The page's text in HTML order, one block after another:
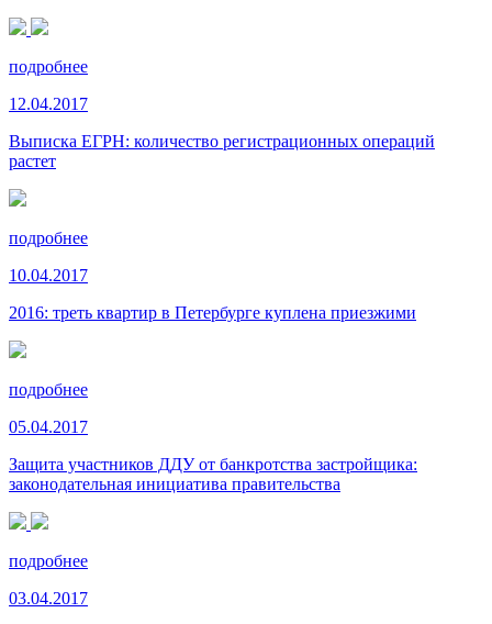
подробнее
12.04.2017
Выписка ЕГРН: количество регистрационных операций
растет
подробнее
10.04.2017
2016: треть квартир в Петербурге куплена приезжими
подробнее
05.04.2017
Защита участников ДДУ от банкротства застройщика:
законодательная инициатива правительства
подробнее
03.04.2017